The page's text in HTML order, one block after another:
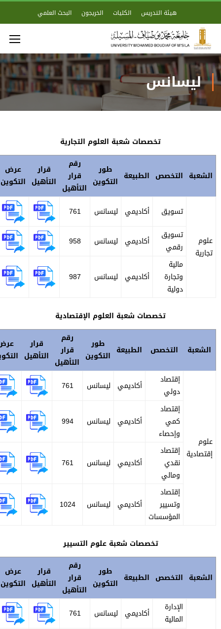
هيئة التدريس الكليات الخريجون البحث العلمي
ليسانس
تخصصات شعبة العلوم التجارية
التخصص الطبيعة
طور
التكوين
رقم
قرار
التأهيل
قرار
التأهيل
عرض
التكوين
تسويق أكاديمي ليسانس
761
تسويق
رقمي
أكاديمي ليسانس
958
مالية
وتجارة
دولية
أكاديمي ليسانس 987
تخصصات شعبة العلوم الإقتصادية
الشعبة التخصص الطبيعة
طور
التكوين
رقم
قرار
التأهيل
قرار
التأهيل
عرض
التكوين
إقتصاد
دولي
أكاديمي ليسانس
761
إقتصاد
كمي
وإحصاء
أكاديمي ليسانس 994
إقتصاد
نقدي
ومالي
أكاديمي ليسانس 761
إقتصاد
وتسيير
المؤسسات
أكاديمي ليسانس 1024
تخصصات شعبة علوم التسيير
التخصص الطبيعة
طور
التكوين
رقم
قرار
التأهيل
قرار
التأهيل
عرض
التكوين
الإدارة
المالية
أكاديمي ليسانس
761